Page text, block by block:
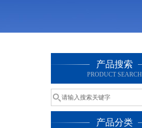
产品搜索
PRODUCT SEARCH
产品分类